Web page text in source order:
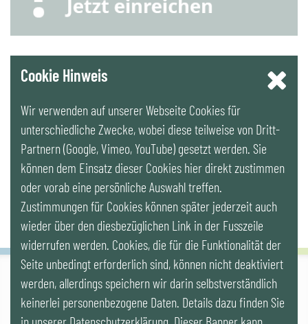
YouTube
LinkedIn
Newsletter
IG LEBENSZYKLUS BAU
Wipplingerstr. 10/Top 9, Stoß im Himmel, A-1010 Wien
office@ig-lebenszyklus.at
Cookie Hinweis
Wir verwenden auf unserer Webseite Cookies für
unterschiedliche Zwecke, wobei diese teilweise von Dritt-
Partnern (Google, Vimeo, YouTube) gesetzt werden. Sie
können dem Einsatz dieser Cookies hier direkt zustimmen
oder vorab eine persönliche Auswahl treffen.
Zustimmungen für Cookies können später jederzeit auch
wieder über den diesbezüglichen Link in der Fusszeile
widerrufen werden. Cookies, die für die Funktionalität der
Seite unbedingt erforderlich sind, können nicht deaktiviert
werden, allerdings speichern wir darin selbstverständlich
keinerlei personenbezogene Daten. Details dazu finden Sie